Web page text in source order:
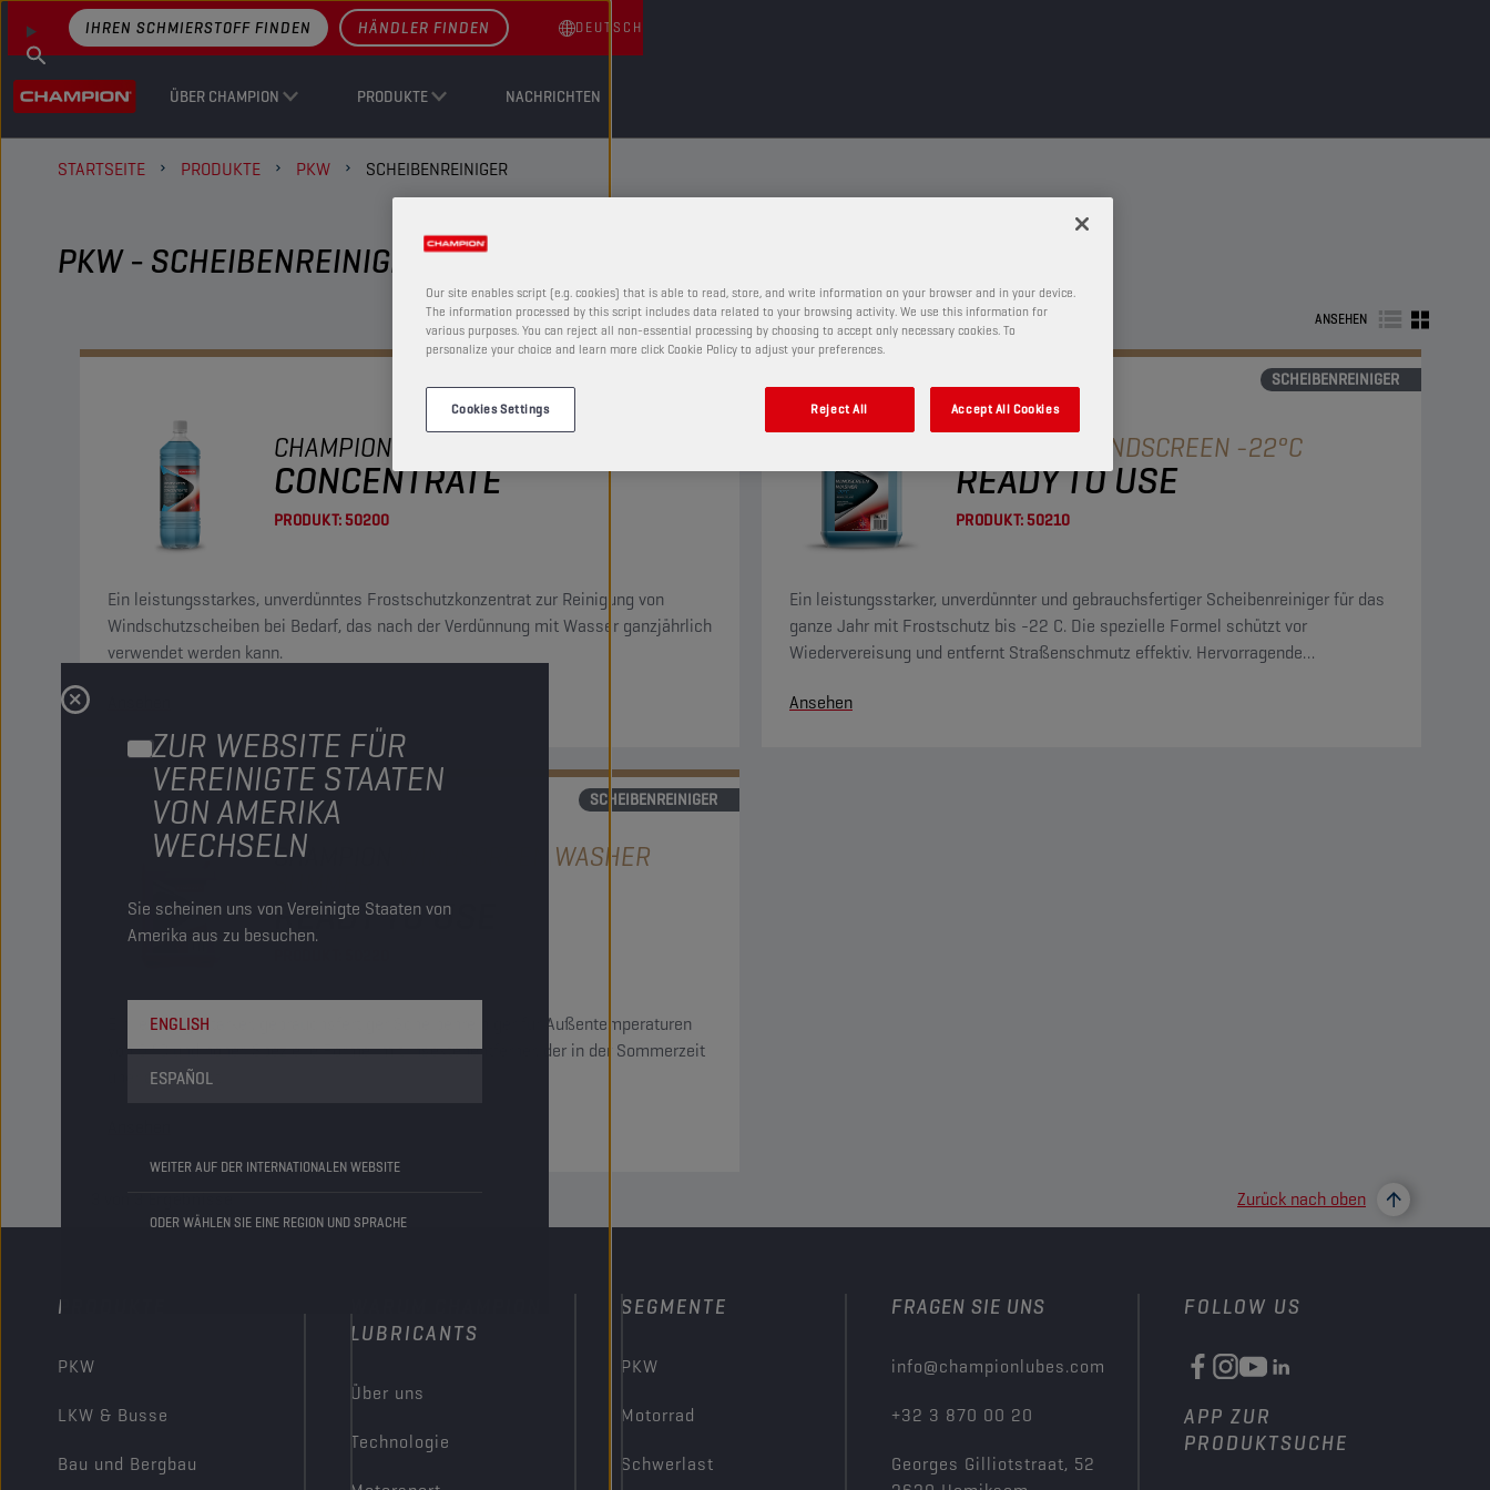
ZUR WEBSITE FÜR
VEREINIGTE STAATEN
VON AMERIKA
WECHSELN
Sie scheinen uns von Vereinigte Staaten von
Amerika aus zu besuchen.
ENGLISH
ESPAÑOL
WEITER AUF DER INTERNATIONALEN WEBSITE
ODER WÄHLEN SIE EINE REGION UND SPRACHE
ÜBER CHAMPION PRODUKTE NACHRICHTEN
IHREN SCHMIERSTOFF FINDEN HÄNDLER FINDEN DEUTSCH
STARTSEITE PRODUKTE PKW SCHEIBENREINIGER
PKW - SCHEIBENREINIGER
ANSEHEN
CHAMPION
CONCENTRATE
PRODUKT:50200
Ein leistungsstarkes, unverdünntes Frostschutzkonzentrat zur Reinigung von
Windschutzscheiben bei Bedarf, das nach der Verdünnung mit Wasser ganzjährlich
verwendet werden kann.
SCHEIBENREINIGER
WINDSCREEN -22°C
READY TO USE
PRODUKT:50210
Ein leistungsstarker, unverdünnter und gebrauchsfertiger Scheibenreiniger für das
ganze Jahr mit Frostschutz bis -22 C. Die spezielle Formel schützt vor
Wiedervereisung und entfernt Straßenschmutz effektiv. Hervorragende
Ansehen
SCHEIBENREINIGER
CHAMPION WINDSCREEN WASHER
READY TO USE
Ein leistungsstarker, gebrauchsfertiger Scheibenreiniger für Außentemperaturen
von 0 °C und höher. Spezielle Formel mit Insektenentferner, der in der Sommerzeit
unerlässlich ist.
Zurück nach oben
PRODUKTE
PKW
LKW & Busse
Bau und Bergbau
LUBRICANTS
Über uns
Technologie
SEGMENTE
PKW
Motorrad
Schwerlast
FRAGEN SIE UNS
info@championlubes.com
+32 3 870 00 20
Georges Gilliotstraat, 52
FOLLOW US
APP ZUR
PRODUKTSUCHE
Our site enables script (e.g. cookies) that is able to read, store, and write information on your browser and in your device.
The information processed by this script includes data related to your browsing activity. We use this information for
various purposes. You can reject all non-essential processing by choosing to accept only necessary cookies. To
personalize your choice and learn more click Cookie Policy to adjust your preferences.
Cookies Settings Reject All Accept All Cookies